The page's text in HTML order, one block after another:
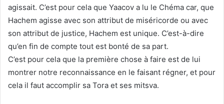
agissait. C’est pour cela que Yaacov a lu le Chéma car, que
Hachem agisse avec son attribut de miséricorde ou avec
son attribut de justice, Hachem est unique. C’est-à-dire
qu’en fin de compte tout est bonté de sa part.
C’est pour cela que la première chose à faire est de lui
montrer notre reconnaissance en le faisant régner, et pour
cela il faut accomplir sa Tora et ses mitsva.